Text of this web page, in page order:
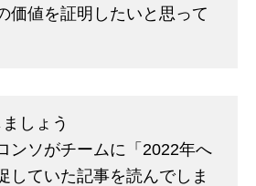
価値を証明したいと思って
しょう
ンソがチームに「2022年へ
していた記事を読んでしま